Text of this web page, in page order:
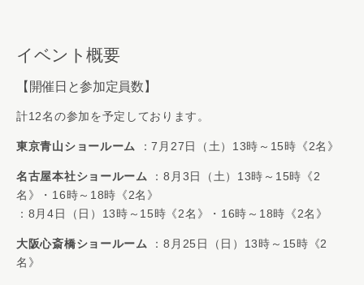
イベント概要
【開催日と参加定員数】
計12名の参加を予定しております。
東京青山ショールーム ：7月27日（土）13時～15時《2名》
名古屋本社ショールーム
：8月3日（土）13時～15時《2
名》・16時～18時《2名》
：8月4日（日）13時～15時《2名》・16時～18時《2名》
大阪心斎橋ショールーム
：8月25日（日）13時～15時《2
名》